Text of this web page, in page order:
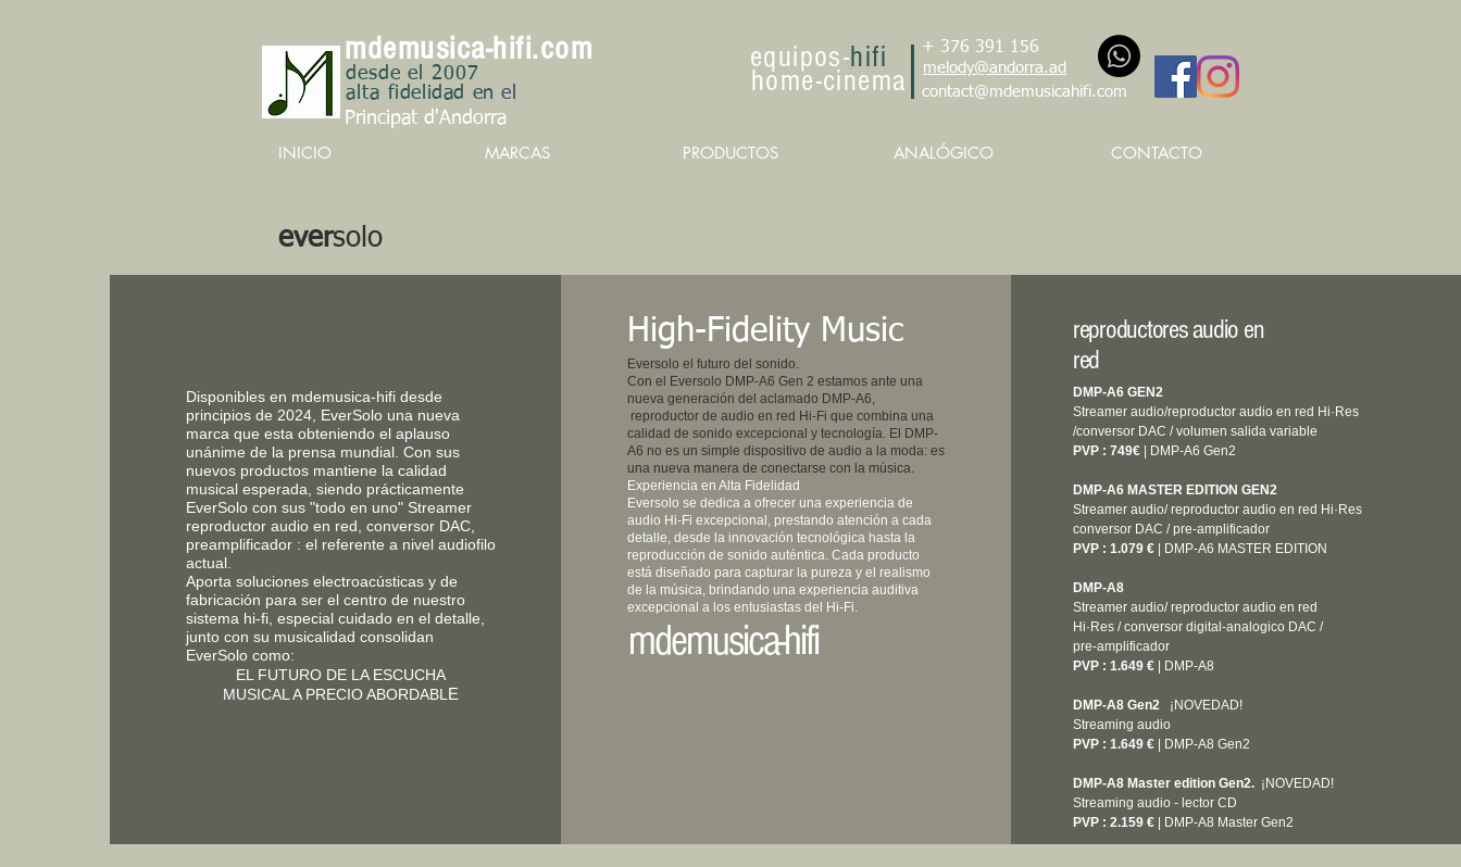
equipos-hifi
home-cinema
Principat d'Andorra
desde el 2007
alta fidelidad en el
mdemusica-hifi.com + 376 391 156
melody@andorra.ad
INICIO MARCAS PRODUCTOS ANALÓGICO CONTACTO
contact@mdemusicahifi.com
eversolo
Disponibles en mdemusica-hifi desde
principios de 2024, EverSolo una nueva
marca que esta obteniendo el aplauso
unánime de la prensa mundial. Con sus
nuevos productos mantiene la calidad
musical esperada, siendo prácticamente
EverSolo con sus "todo en uno" Streamer
reproductor audio en red, conversor DAC,
preamplificador : el referente a nivel audiofilo
actual.
Aporta soluciones electroacústicas y de
fabricación para ser el centro de nuestro
sistema hi-fi, especial cuidado en el detalle,
junto con su musicalidad consolidan
EverSolo como:
EL FUTURO DE LA ESCUCHA
MUSICAL A PRECIO ABORDABL E
High-Fidelity Music
​Eversolo el futuro del sonido.
Con el Eversolo DMP-A6 Gen 2 estamos ante una
nueva generación del aclamado DMP-A6,
reproductor de audio en red Hi-Fi que combina una
calidad de sonido excepcional y tecnología. El DMP-
A6 no es un simple dispositivo de audio a la moda: es
una nueva manera de conectarse con la música.
Experiencia en Alta Fidelidad
Eversolo se dedica a ofrecer una experiencia de
audio Hi-Fi excepcional, prestando atención a cada
detalle, desde la innovación tecnológica hasta la
reproducción de sonido auténtica. Cada producto
está diseñado para capturar la pureza y el realismo
de la música, brindando una experiencia auditiva
excepcional a los entusiastas del Hi-Fi.
mdemusica-hifi
DMP-A6 GEN2
Streamer audio/reproductor audio en red Hi·Res
/conversor DAC / volumen salida variable
PVP : 749€| DMP-A6 Gen2
DMP-A6 MASTER EDITION GEN2
Streamer audio/ reproductor audio en red Hi·Res
conversor DAC / pre-amplificador
PVP : 1.079 €| DMP-A6 MASTER EDITION
DMP-A8
Streamer audio/ reproductor audio en red
Hi·Res / conversor digital-analogico DAC /
pre-amplificador
PVP : 1.649 €| DMP-A8​
DMP-A8 Gen2 ¡NOVEDAD!
Streaming audio
PVP : 1.649 € | DMP-A8 Gen2
DMP-A8 Master edition Gen2. ¡NOVEDAD!
Streaming audio - lector CD
PVP : 2.159 €| DMP-A8 Master Gen2
reproductores audio en
red